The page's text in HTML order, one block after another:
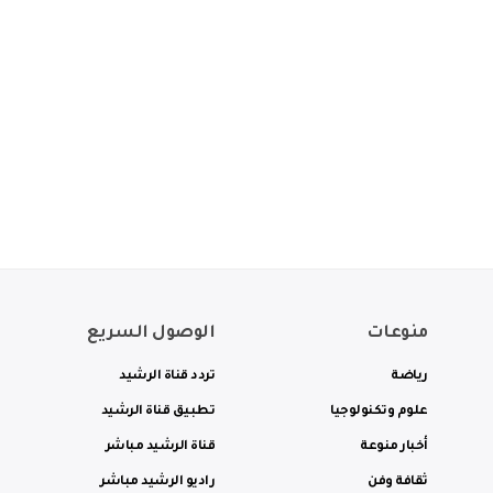
منوعات
رياضة
علوم وتكنولوجيا
أخبار منوعة
ثقافة وفن
الوصول السريع
تردد قناة الرشيد
تطبيق قناة الرشيد
قناة الرشيد مباشر
راديو الرشيد مباشر